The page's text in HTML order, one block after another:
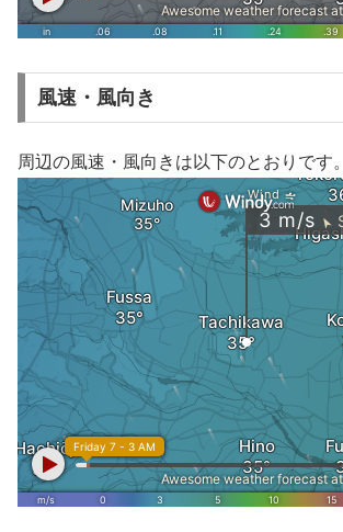
風速・風向き
周辺の風速・風向きは以下のとおりです。